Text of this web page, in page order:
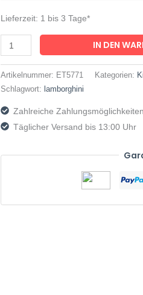
Lieferzeit: 1 bis 3 Tage*
Ledersitz+EVA
Menge
IN DEN
Artikelnummer: ET5771 Kategorien:
Schlagwort: lamborghini
Zahlreiche Zahlungsmöglichkeiten
Täglicher Versand bis 13:00 Uhr